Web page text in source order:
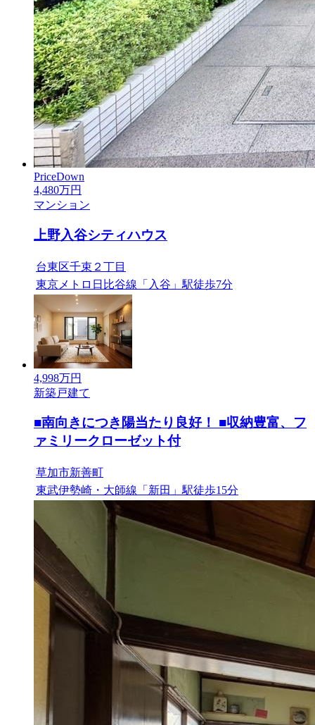
PriceDown
4,480万円
マンション
上野入谷シティハウス
台東区千束２丁目
東京メトロ日比谷線「入谷」駅徒歩7分
4,998万円
新築戸建て
■南向きにつき陽当たり良好！ ■収納豊富、フ
ァミリークローゼット付
草加市新善町
東武伊勢崎・大師線「新田」駅徒歩15分